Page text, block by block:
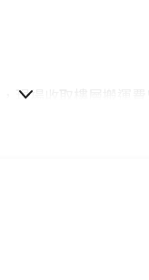
，現場收取樓層搬運
供貨延遲，將會再另